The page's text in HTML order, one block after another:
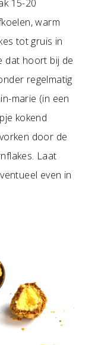
15-20
warm
tot gruis in
dat hoort bij de
regelmatig
marie (in een
kokend
door de
Laat
even in